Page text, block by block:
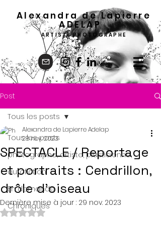
Alexandra de Lapierre
ADELAP
ARTISTE PHOTOGRAPHE
Post
Tous les posts
photographe, artiste, plasticienne,
autofiction
En demande
Chroniques
Tous les posts
SPECTACLE / Reportage
et portraits : Cendrillon,
drôle d’oiseau
Alexandra de Lapierre Adelap
28 nov. 2023
Dernière mise à jour : 29 nov. 2023
Noté NaN étoiles sur 5.